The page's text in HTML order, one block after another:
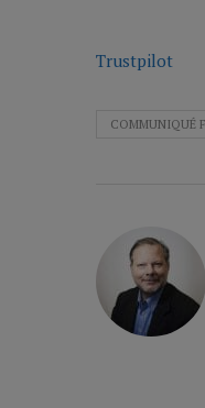
Trustpilot
COMMUNIQUÉ